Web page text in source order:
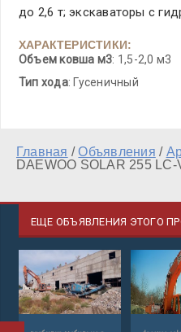
до 2,6 т; экскаваторы с
ХАРАКТЕРИСТИКИ:
Объем ковша м3: 1,5-2,0 м3
Тип хода: Гусеничный
Главная /Объявления /
DAEWOO SOLAR 255 LC-
ЕЩЕ ОБЪЯВЛЕНИЯ ЭТОГО